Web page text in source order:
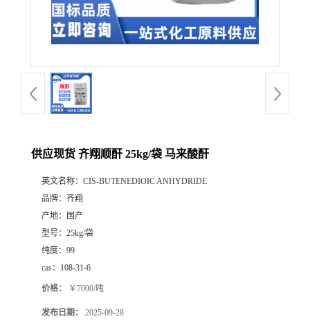
供应现货 齐翔顺酐 25kg/袋 马来酸酐
英文名称： CIS-BUTENEDIOIC ANHYDRIDE
品牌： 齐翔
产地：
国产
型号： 25kg/袋
纯度： 99
cas： 108-31-6
价格： ￥7000/吨
发布日期： 2025-09-28